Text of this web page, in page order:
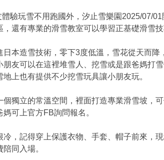
驗玩雪不用跑國外，汐止雪樂園2025/07/
，還有專業的滑雪教室可以學習正基礎滑雪技
日本造雪技術，零下3度低溫，雪花從天而
朋友可以在這裡堆雪人、挖雪或是跟爸媽打
上也有提供不少挖雪玩具讓小朋友玩。
個獨立的常溫空間，裡面打造專業滑雪坡，
可上官方FB詢問報名。
冷，記得穿上保護衣物、手套、帽子前來，
同入場。